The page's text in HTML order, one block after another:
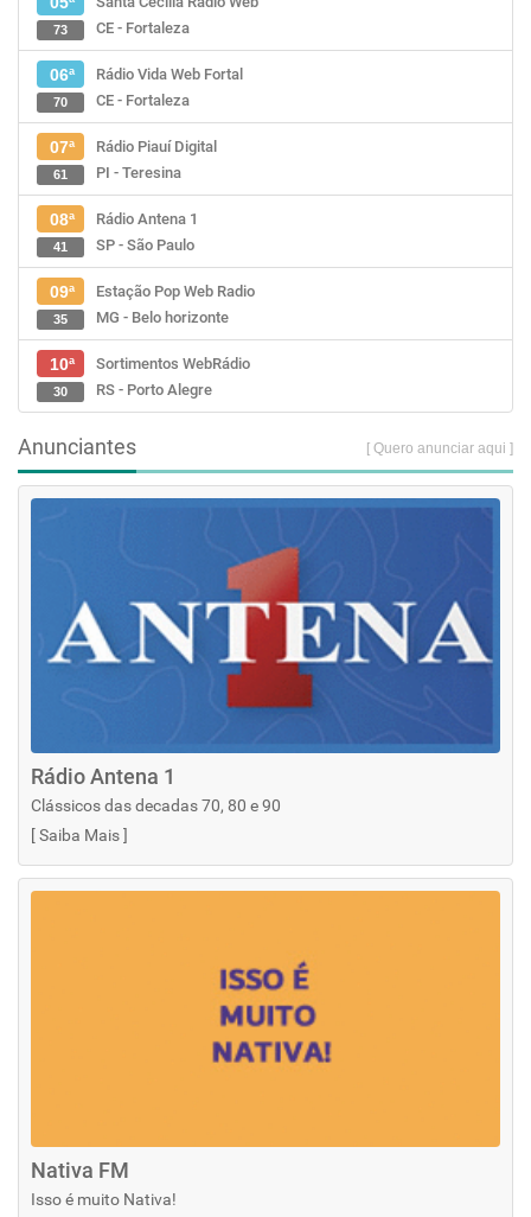
CE - Fortaleza
73
06ª
Rádio Vida Web Fortal
CE - Fortaleza
70
07ª
Rádio Piauí Digital
PI - Teresina
61
08ª
Rádio Antena 1
SP - São Paulo
41
09ª
Estação Pop Web Radio
MG - Belo horizonte
35
10ª
Sortimentos WebRádio
RS - Porto Alegre
30
Anunciantes [ Quero anunciar aqui ]
Rádio Antena 1
Clássicos das decadas 70, 80 e 90
[Saiba Mais]
Nativa FM
Isso é muito Nativa!